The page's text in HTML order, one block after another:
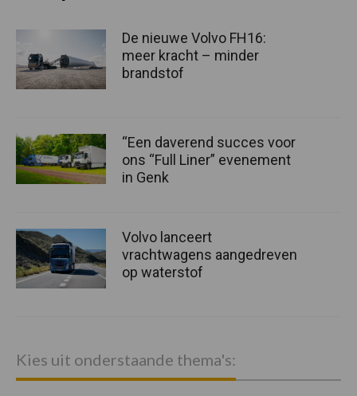
De nieuwe Volvo FH16:
meer kracht – minder
brandstof
“Een daverend succes voor
ons “Full Liner” evenement
in Genk
Volvo lanceert
vrachtwagens aangedreven
op waterstof
Kies uit onderstaande thema's: